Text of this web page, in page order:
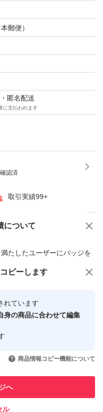
郵便）
匿名配送
に支払われます
認済
取引実績99+
について
たしたユーザーにバッジを
安全なユーザーです
を完了させた実績があります
取引実績があります
商品への質問
ピーします
れています
身の商品に合わせて編集
商品情報コピー機能について
へ
ル